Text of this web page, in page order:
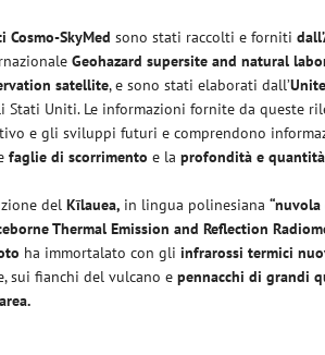
Cosmo-SkyMed sono stati raccolti e forniti
Geohazard supersite and natural
satellite, e sono stati elaborati dall’
Stati Uniti. Le informazioni fornite da queste
e gli sviluppi futuri e comprendono
faglie di scorrimento e laprofondità e
delKīlauea, in lingua polinesiana“nuvola
Thermal Emission and Reflection
ha immortalato con gliinfrarossi termici
sui fianchi del vulcano epennacchi di grandi